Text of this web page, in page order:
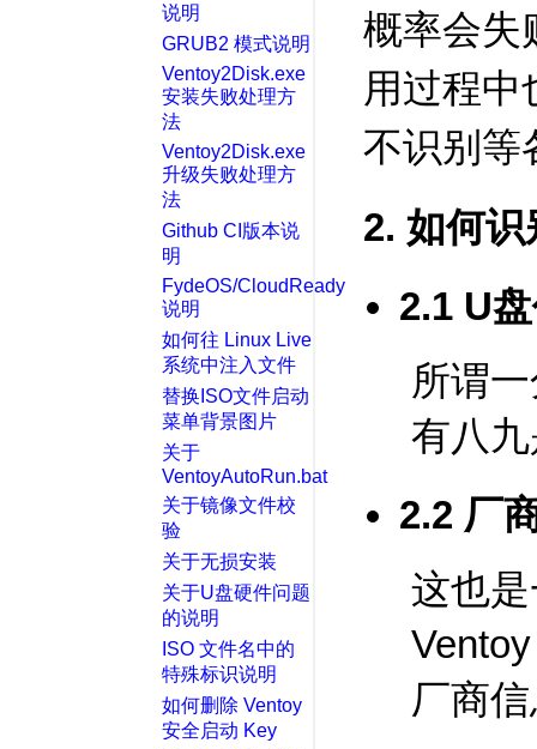
说明
GRUB2 模式说明
Ventoy2Disk.exe
安装失败处理方
法
Ventoy2Disk.exe
升级失败处理方
法
Github CI版本说
明
FydeOS/CloudReady
说明
如何往 Linux Live
系统中注入文件
替换ISO文件启动
菜单背景图片
关于
VentoyAutoRun.bat
关于镜像文件校
验
关于无损安装
关于U盘硬件问题
的说明
ISO 文件名中的
特殊标识说明
如何删除 Ventoy
安全启动 Key
概率会失
用过程中
不识别等
2. 如何识
2.1 U
所谓
有八
2.2 厂
这也
厂商